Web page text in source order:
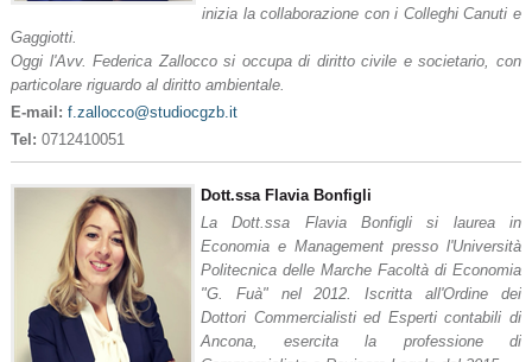
inizia la collaborazione con i Colleghi Canuti e
Gaggiotti.
Oggi l'Avv. Federica Zallocco si occupa di diritto civile e societario, con
particolare riguardo al diritto ambientale.
E-mail: f.zallocco@studiocgzb.it
Tel: 0712410051
Dott.ssa Flavia Bonfigli
La Dott.ssa Flavia Bonfigli si laurea in
Economia e Management presso l'Università
Politecnica delle Marche Facoltà di Economia
"G. Fuà" nel 2012. Iscritta all'Ordine dei
Dottori Commercialisti ed Esperti contabili di
Ancona, esercita la professione di